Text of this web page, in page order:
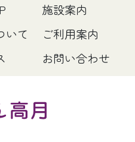
施設案内
いて
ご利用案内
お問い合わせ